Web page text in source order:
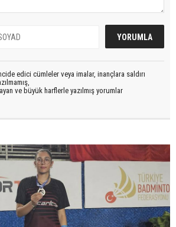
edici cümleler veya imalar, inançlara saldırı
ve büyük harflerle yazılmış yorumlar